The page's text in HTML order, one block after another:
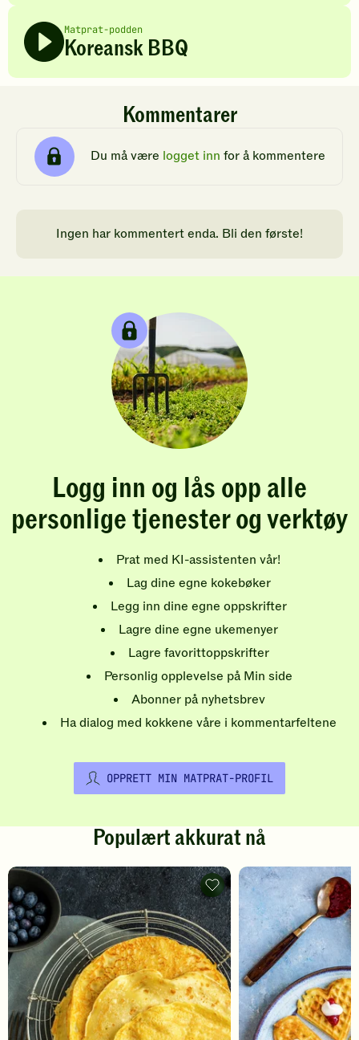
Matprat-podden
Koreansk BBQ
Kommentarer
Du må være logget inn for å kommentere
Ingen har kommentert enda. Bli den første!
Logg inn og lås opp alle
personlige tjenester og verktøy
Prat med KI-assistenten vår!
Lag dine egne kokebøker
Legg inn dine egne oppskrifter
Lagre dine egne ukemenyer
Lagre favorittoppskrifter
Personlig opplevelse på Min side
Abonner på nyhetsbrev
Ha dialog med kokkene våre i kommentarfeltene
OPPRETT MIN MATPRAT-PROFIL
Populært akkurat nå
Pannekaker
-
legg
til
favoritter